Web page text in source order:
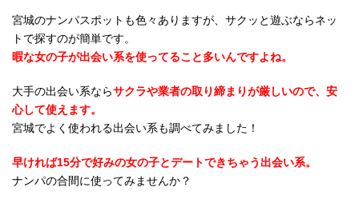
宮城のナンパスポットも色々ありますが、サクッと遊ぶならネッ
トで探すのが簡単です。
暇な女の子が出会い系を使ってること多いんですよね。
大手の出会い系ならサクラや業者の取り締まりが厳しいので、安
心して使えます。
宮城でよく使われる出会い系も調べてみました！
早ければ15分で好みの女の子とデートできちゃう出会い系。
ナンパの合間に使ってみませんか？